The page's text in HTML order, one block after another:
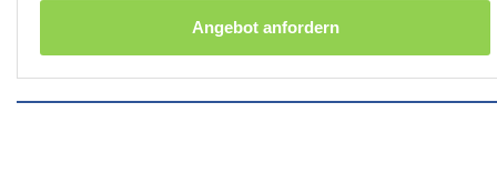
Angebot anfordern